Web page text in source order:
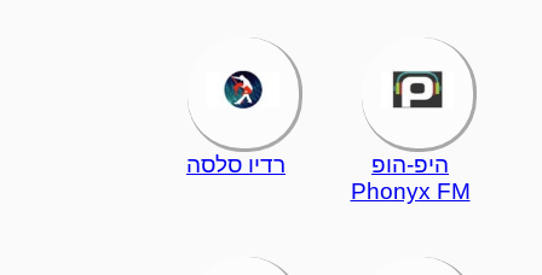
היפ-הופ
Phonyx FM
רדיו סלסה